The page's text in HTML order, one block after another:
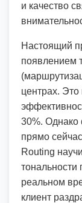
и качество
Настоящий
появлением
центрах.
30%. Однако
прямо
Routing
тональности
реальном
клиент